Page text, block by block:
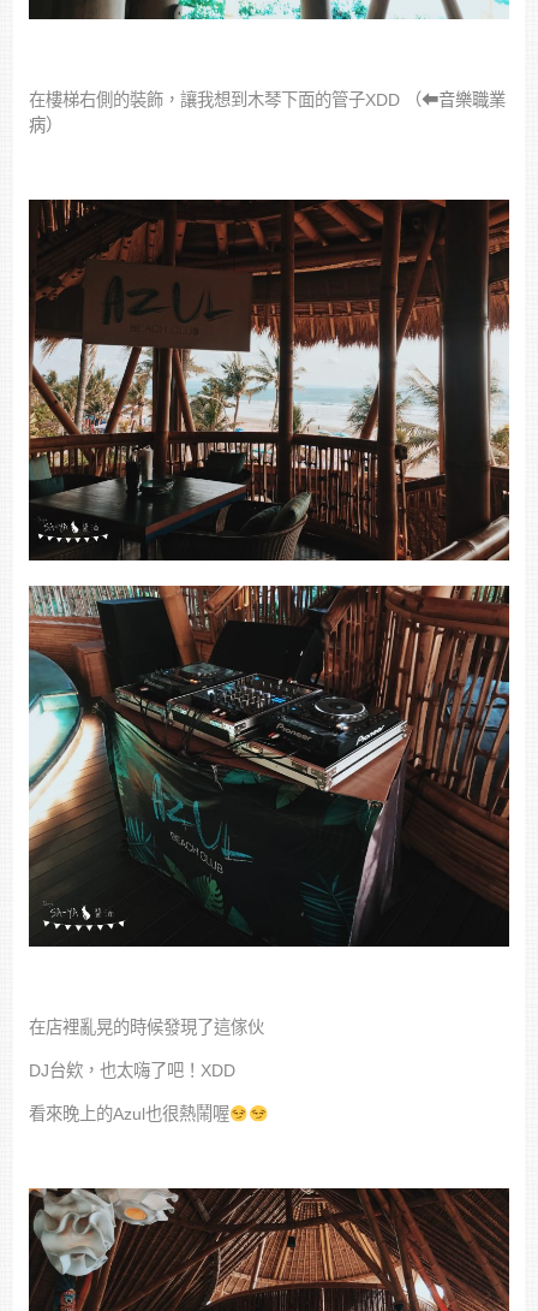
在樓梯右側的裝飾，讓我想到木琴下面的管子XDD
（⬅︎音樂職業
病）
在店裡亂晃的時候發現了這傢伙
DJ台欸，也太嗨了吧！XDD
看來晚上的Azul也很熱鬧喔